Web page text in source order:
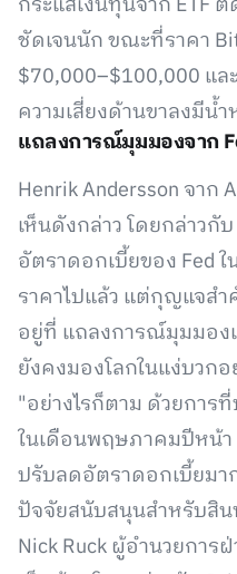
ชัดเจนนัก ขณะที่ราคา
$70,000–$100,000 แ
ความเสี่ยงด้านขาลงมีน้
แถลงการณ์มุมมองจาก
Henrik Andersson จาก
เห็นดังกล่าว โดยกล่าวกั
อัตราดอกเบี้ยของ Fed
ราคาไปแล้ว แต่กุญแจส
อยู่ที่ แถลงการณ์มุมมอง
ยังคงมองโลกในแง่บวก
"อย่างไรก็ตาม ด้วยการ
ในเดือนพฤษภาคมปีหน้า
ปรับลดอัตราดอกเบี้ยมา
ปัจจัยสนับสนุนสำหรับสิน
Nick Ruck ผู้อำนวยการ